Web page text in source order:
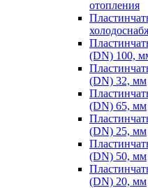
отопления
(DN) 100,
(DN) 32, мм
(DN) 65, мм
(DN) 25, мм
(DN) 50, мм
(DN) 20, мм